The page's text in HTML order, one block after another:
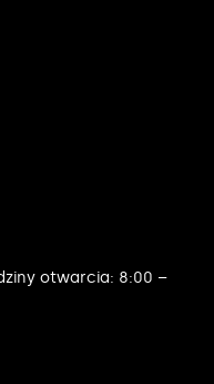
otwarcia: 8:00 –